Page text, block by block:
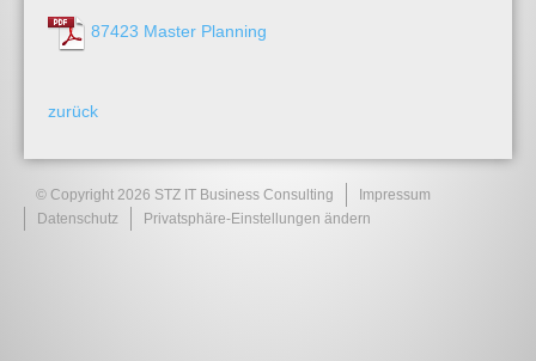
87423 Master Planning
zurück
© Copyright 2026 STZ IT Business Consulting
Impressum
Datenschutz
Privatsphäre-Einstellungen ändern